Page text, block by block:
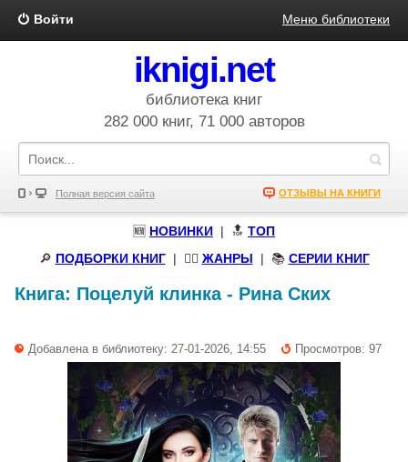
Войти Меню библиотеки
iknigi.net
библиотека книг
282 000 книг, 71 000 авторов
Полная версия сайта ОТЗЫВЫ НА КНИГИ
🆕 НОВИНКИ | 🔝 ТОП
🔎 ПОДБОРКИ КНИГ| 🧝‍♀️ ЖАНРЫ | 📚 СЕРИИ КНИГ
Книга: Поцелуй клинка- Рина Ских
Добавлена в библиотеку: 27-01-2026, 14:55 Просмотров: 97